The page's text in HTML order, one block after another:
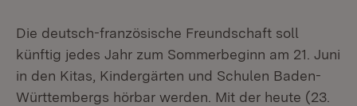
Die deutsch-französische Freundschaft soll
künftig jedes Jahr zum Sommerbeginn am 21. Juni
in den Kitas, Kindergärten und Schulen Baden-
Württembergs hörbar werden. Mit der heute (23.